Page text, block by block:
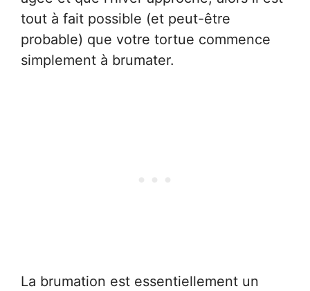
tout à fait possible (et peut-être
probable) que votre tortue commence
simplement à brumater.
La brumation est essentiellement un